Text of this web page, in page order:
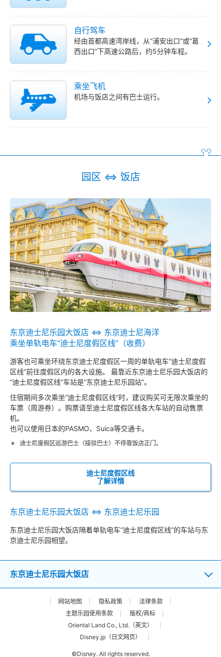
自行驾车
经由首都高速湾岸线，从“浦安出口”或“葛
西出口”下高速公路后，约5分钟车程。
乘坐飞机
机场与饭店之间有巴士运行。
园区 ⇔ 饭店
东京迪士尼乐园大饭店 ⇔ 东京迪士尼海洋
乘坐单轨电车“迪士尼度假区线”（收费）
游客也可乘坐环绕东京迪士尼度假区一周的单轨电车“迪士尼度假
区线”前往度假区内的各大设施。 最靠近东京迪士尼乐园大饭店的
“迪士尼度假区线”车站是“东京迪士尼乐园站”。
住宿期间多次乘坐“迪士尼度假区线”时，建议购买可无限次乘坐的
车票（周游券）。购票请至迪士尼度假区线各大车站的自动售票
机。
也可以使用日本的PASMO、Suica等交通卡。
迪士尼度假区巡游巴士（接驳巴士）不停靠饭店正门。
迪士尼度假区线
了解详情
东京迪士尼乐园大饭店 ⇔ 东京迪士尼乐园
东京迪士尼乐园大饭店隔着单轨电车“迪士尼度假区线”的车站与东
京迪士尼乐园相望。
东京迪士尼乐园大饭店
网站地图 隐私政策
法律条款
主题乐园使用条款
版权/商标
Oriental Land Co., Ltd.（英文）
Disney.jp（日文网页）
©Disney. All rights reserved.